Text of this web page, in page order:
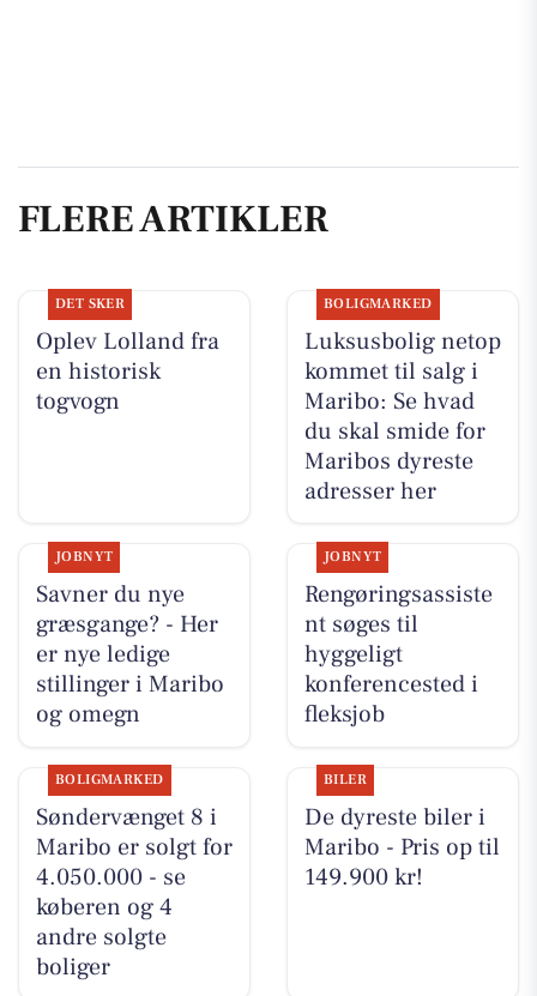
FLERE ARTIKLER
DET SKER
Oplev Lolland fra
en historisk
togvogn
BOLIGMARKED
Luksusbolig netop
kommet til salg i
Maribo: Se hvad
du skal smide for
Maribos dyreste
adresser her
JOBNYT
Savner du nye
græsgange? - Her
er nye ledige
stillinger i Maribo
og omegn
JOBNYT
Rengøringsassiste
nt søges til
hyggeligt
konferencested i
fleksjob
BOLIGMARKED
Søndervænget 8 i
Maribo er solgt for
4.050.000 - se
køberen og 4
andre solgte
boliger
BILER
De dyreste biler i
Maribo - Pris op til
149.900 kr!